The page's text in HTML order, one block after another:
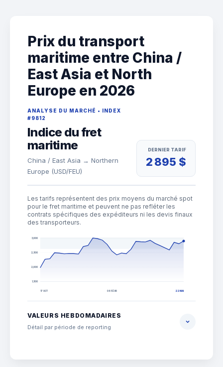
Prix du transport
maritime entre China /
East Asia et North
Europe en 2026
ANALYSE DU MARCHÉ • INDEX
#9812
Indice du fret
maritime
China / East Asia → Northern
Europe (USD/FEU)
DERNIER TARIF
2 895 $
Les tarifs représentent des prix moyens du marché spot
pour le fret maritime et peuvent ne pas refléter les
contrats spécifiques des expéditeurs ni les devis finaux
des transporteurs.
1,500
2,000
2,500
3,000
17 OCT 06 FÉVR 22 MAI
VALEURS HEBDOMADAIRES
Détail par période de reporting